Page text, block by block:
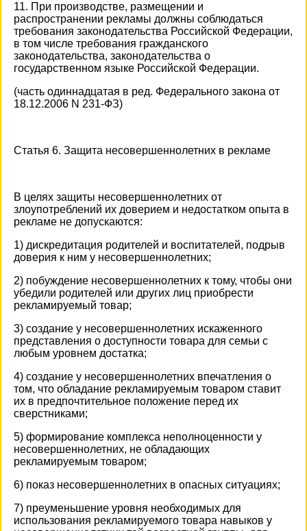
11. При производстве, размещении и
распространении рекламы должны соблюдаться
требования законодательства Российской Федерации,
в том числе требования гражданского
законодательства, законодательства о
государственном языке Российской Федерации.
(часть одиннадцатая в ред. Федерального закона от
18.12.2006 N 231-ФЗ)
Статья 6. Защита несовершеннолетних в рекламе
В целях защиты несовершеннолетних от
злоупотреблений их доверием и недостатком опыта в
рекламе не допускаются:
1) дискредитация родителей и воспитателей, подрыв
доверия к ним у несовершеннолетних;
2) побуждение несовершеннолетних к тому, чтобы они
убедили родителей или других лиц приобрести
рекламируемый товар;
3) создание у несовершеннолетних искаженного
представления о доступности товара для семьи с
любым уровнем достатка;
4) создание у несовершеннолетних впечатления о
том, что обладание рекламируемым товаром ставит
их в предпочтительное положение перед их
сверстниками;
5) формирование комплекса неполноценности у
несовершеннолетних, не обладающих
рекламируемым товаром;
6) показ несовершеннолетних в опасных ситуациях;
7) преуменьшение уровня необходимых для
использования рекламируемого товара навыков у